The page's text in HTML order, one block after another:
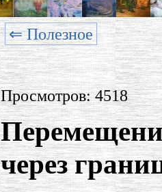
⇐ Полезное
Просмотров: 4518
через